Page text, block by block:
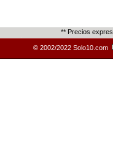
** Precios
© 2002/2022 Solo10.com